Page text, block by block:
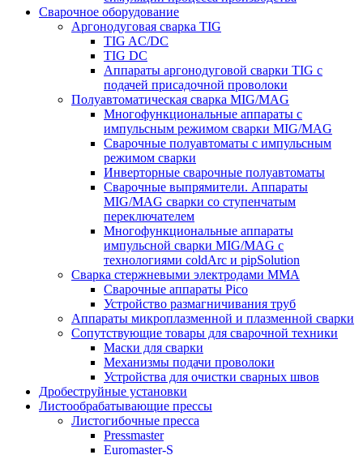
Сварочное оборудование
Аргонодуговая сварка TIG
TIG AC/DC
TIG DC
Аппараты аргонодуговой сварки TIG с
подачей присадочной проволоки
Полуавтоматическая сварка MIG/MAG
Многофункциональные аппараты с
импульсным режимом сварки MIG/MAG
Сварочные полуавтоматы с импульсным
режимом сварки
Инверторные сварочные полуавтоматы
Сварочные выпрямители. Аппараты
MIG/MAG сварки со ступенчатым
переключателем
Многофункциональные аппараты
импульсной сварки MIG/MAG с
технологиями coldArc и pipSolution
Сварка стержневыми электродами MMA
Сварочные аппараты Pico
Устройство размагничивания труб
Аппараты микроплазменной и плазменной сварки
Сопутствующие товары для сварочной техники
Маски для сварки
Механизмы подачи проволоки
Устройства для очистки сварных швов
Дробеструйные установки
Листообрабатывающие прессы
Листогибочные пресса
Pressmaster
Euromaster-S